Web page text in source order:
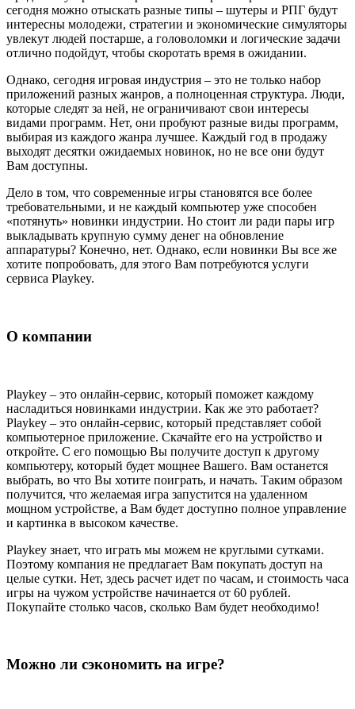
сегодня можно отыскать разные типы – шутеры и РПГ будут
интересны молодежи, стратегии и экономические симуляторы
увлекут людей постарше, а головоломки и логические задачи
отлично подойдут, чтобы скоротать время в ожидании.
Однако, сегодня игровая индустрия – это не только набор
приложений разных жанров, а полноценная структура. Люди,
которые следят за ней, не ограничивают свои интересы
видами программ. Нет, они пробуют разные виды программ,
выбирая из каждого жанра лучшее. Каждый год в продажу
выходят десятки ожидаемых новинок, но не все они будут
Вам доступны.
Дело в том, что современные игры становятся все более
требовательными, и не каждый компьютер уже способен
«потянуть» новинки индустрии. Но стоит ли ради пары игр
выкладывать крупную сумму денег на обновление
аппаратуры? Конечно, нет. Однако, если новинки Вы все же
хотите попробовать, для этого Вам потребуются услуги
сервиса Playkey.
О компании
Playkey – это онлайн-сервис, который поможет каждому
насладиться новинками индустрии. Как же это работает?
Playkey – это онлайн-сервис, который представляет собой
компьютерное приложение. Скачайте его на устройство и
откройте. С его помощью Вы получите доступ к другому
компьютеру, который будет мощнее Вашего. Вам останется
выбрать, во что Вы хотите поиграть, и начать. Таким образом
получится, что желаемая игра запустится на удаленном
мощном устройстве, а Вам будет доступно полное управление
и картинка в высоком качестве.
Playkey знает, что играть мы можем не круглыми сутками.
Поэтому компания не предлагает Вам покупать доступ на
целые сутки. Нет, здесь расчет идет по часам, и стоимость часа
игры на чужом устройстве начинается от 60 рублей.
Покупайте столько часов, сколько Вам будет необходимо!
Можно ли сэкономить на игре?